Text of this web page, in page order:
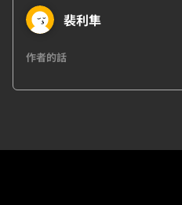
裴利隼
作者的話